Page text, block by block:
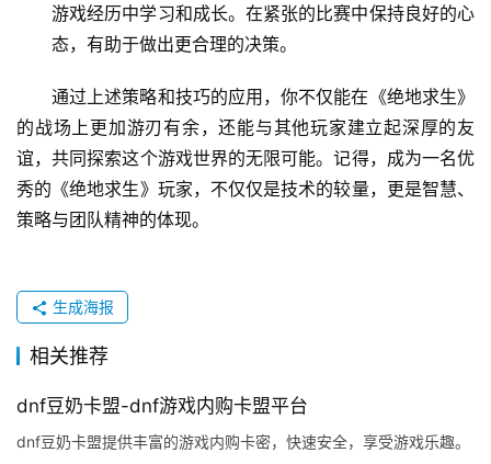
游戏经历中学习和成长。在紧张的比赛中保持良好的心
态，有助于做出更合理的决策。
通过上述策略和技巧的应用，你不仅能在《绝地求生》
的战场上更加游刃有余，还能与其他玩家建立起深厚的友
谊，共同探索这个游戏世界的无限可能。记得，成为一名优
秀的《绝地求生》玩家，不仅仅是技术的较量，更是智慧、
策略与团队精神的体现。
生成海报
相关推荐
dnf豆奶卡盟-dnf游戏内购卡盟平台
dnf豆奶卡盟提供丰富的游戏内购卡密，快速安全，享受游戏乐趣。